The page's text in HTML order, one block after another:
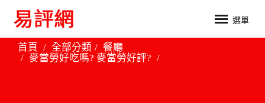
選單
首頁 全部分類
餐廳
麥當勞好吃嗎? 麥當勞好評?